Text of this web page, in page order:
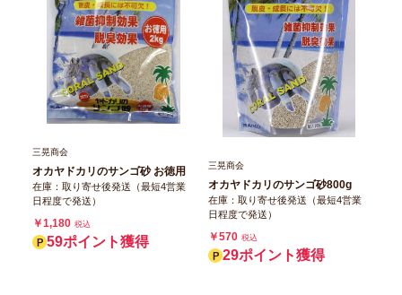
三晃商会
オカヤドカリのサンゴ砂 お徳用
在庫：取り寄せ後発送（最短4営業
日程度で発送）
￥1,180 税込
59ポイント獲得
三晃商会
オカヤドカリのサンゴ砂800g
在庫：取り寄せ後発送（最短4営業
日程度で発送）
￥570 税込
29ポイント獲得